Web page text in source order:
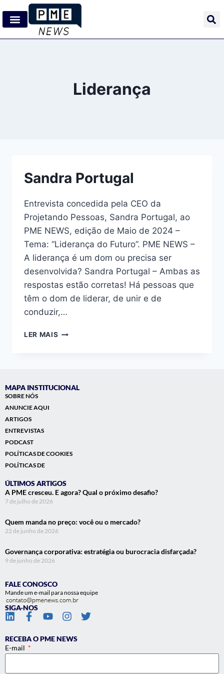
Liderança
Sandra Portugal
Entrevista concedida pela CEO da
Projetando Pessoas, Sandra Portugal, ao
PME NEWS, edição de Maio de 2024 –
Tema: “Liderança do Futuro”. PME NEWS –
A liderança é um dom ou precisa ser
desenvolvida? Sandra Portugal – Ambas as
respostas estão corretas! Há pessoas que
têm o dom de liderar, de unir e de
conduzir,…
LER MAIS
MAPA INSTITUCIONAL
SOBRE NÓS
ANUNCIE AQUI
ARTIGOS
ENTREVISTAS
PODCAST
POLÍTICAS DE COOKIES
POLÍTICAS DE
ÚLTIMOS ARTIGOS
A PME cresceu. E agora? Qual o próximo desafio?
7 de julho de 2026
Quem manda no preço: você ou o mercado?
22 de junho de 2026
Governança corporativa: estratégia ou burocracia disfarçada?
9 de junho de 2026
FALE CONOSCO
Mande um e-mail para nossa equipe
SIGA-NOS
RECEBA O PME NEWS
E-mail